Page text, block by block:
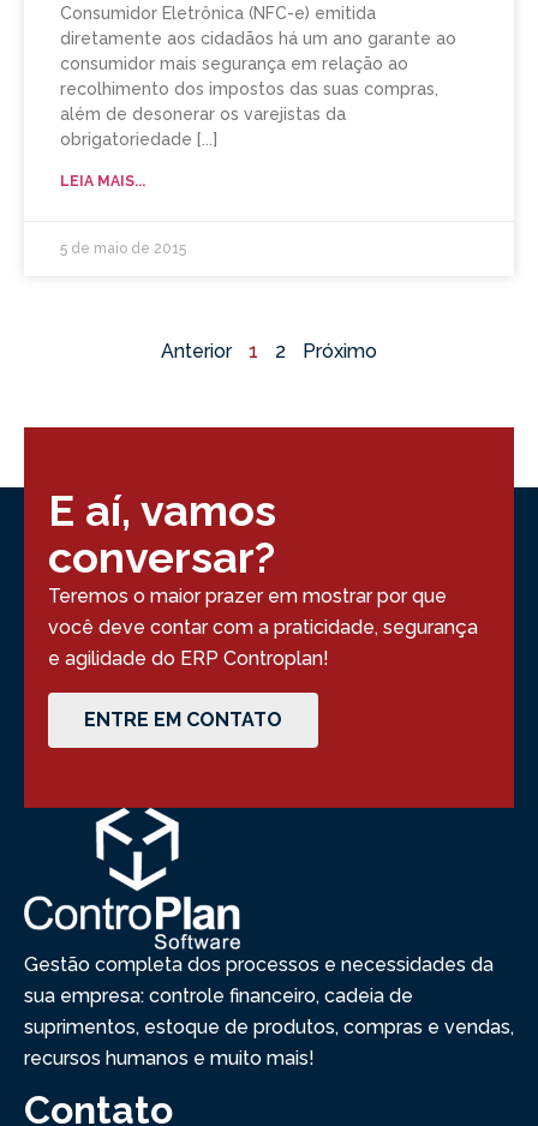
Consumidor Eletrônica (NFC-e) emitida
diretamente aos cidadãos há um ano garante ao
consumidor mais segurança em relação ao
recolhimento dos impostos das suas compras,
além de desonerar os varejistas da
obrigatoriedade
LEIA MAIS...
5 de maio de 2015
Anterior 1 2 Próximo
E aí, vamos
conversar?
Teremos o maior prazer em mostrar por que
você deve contar com a praticidade, segurança
e agilidade do ERP Controplan!
ENTRE EM CONTATO
Gestão completa dos processos e necessidades da
sua empresa: controle financeiro, cadeia de
suprimentos, estoque de produtos, compras e vendas,
recursos humanos e muito mais!
Contato